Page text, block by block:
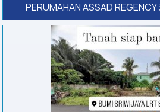
PERUMAHAN ASSAD